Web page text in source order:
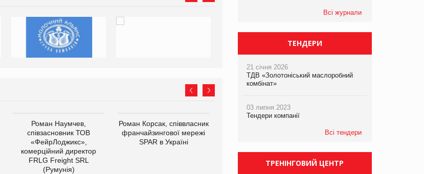
Роман Наумчев,
співзасновник ТОВ
«ФейрЛоджикс»,
комерційний директор
FRLG Freight SRL
(Румунія)
Роман Корсак, співвласник
франчайзингової мережі
SPAR в Україні
виробництва
компанії «УкраМарин»
Всі журнали
ТЕНДЕРИ
21 січня 2026
ТДВ «Золотоніський маслоробний
комбінат»
03 липня 2023
Тендери компанії
Всі тендери
ТРЕНІНГОВИЙ ЦЕНТР